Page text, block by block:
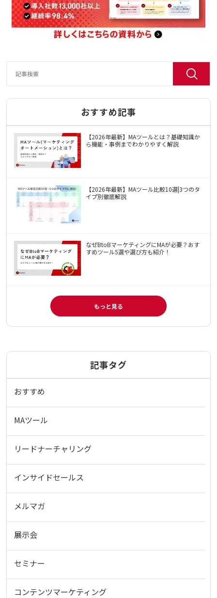
おすすめ記事
【2026年最新】MAツールとは？基礎知識か
ら機能・事例までわかりやすく解説
【2026年最新】MAツール比較10選|3つのタ
イプ別徹底解説
なぜBtoBマーケティングにMAが必要？おす
すめツール5選や選び方も紹介！
もっと見る
記事タグ
おすすめ
MAツール
リードナーチャリング
インサイドセールス
メルマガ
展示会
セミナー
コンテンツマーケティング